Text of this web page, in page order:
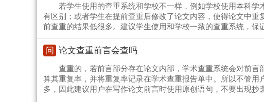
若学生使用的查重系统和学校不一样，例如学校使用本科
有区别；或者学生在提前查重后修改了论文内容，使得论文中
前查重的结果低很多。建议学生使用和学校一致的查重系统，保
问 论文查重前言会查吗
查重的，若前言部分存在论文内部，学术查重系统会对前
算其重复率，并将重复率记录在学术查重报告单中。所以不管
多，因此建议用户在写作论文前言时使用原创语句，不要出现抄